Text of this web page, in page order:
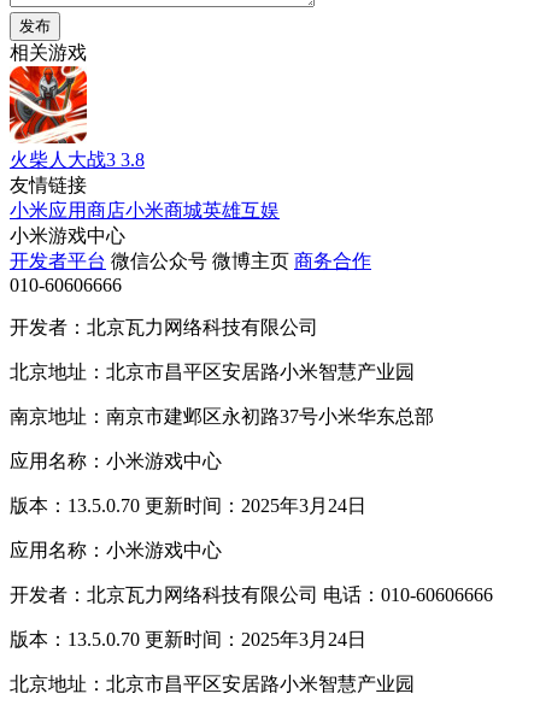
发布
相关游戏
火柴人大战3 3.8
友情链接
小米应用商店小米商城英雄互娱
小米游戏中心
开发者平台 微信公众号 微博主页 商务合作
010-60606666
开发者：北京瓦力网络科技有限公司
北京地址：北京市昌平区安居路小米智慧产业园
南京地址：南京市建邺区永初路37号小米华东总部
应用名称：小米游戏中心
版本：13.5.0.70 更新时间：2025年3月24日
应用名称：小米游戏中心
开发者：北京瓦力网络科技有限公司 电话：010-60606666
版本：13.5.0.70 更新时间：2025年3月24日
北京地址：北京市昌平区安居路小米智慧产业园